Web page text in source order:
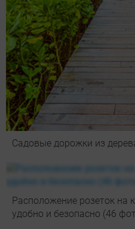
Садовые дорожки из
Расположение розеток на
удобно и безопасно (46